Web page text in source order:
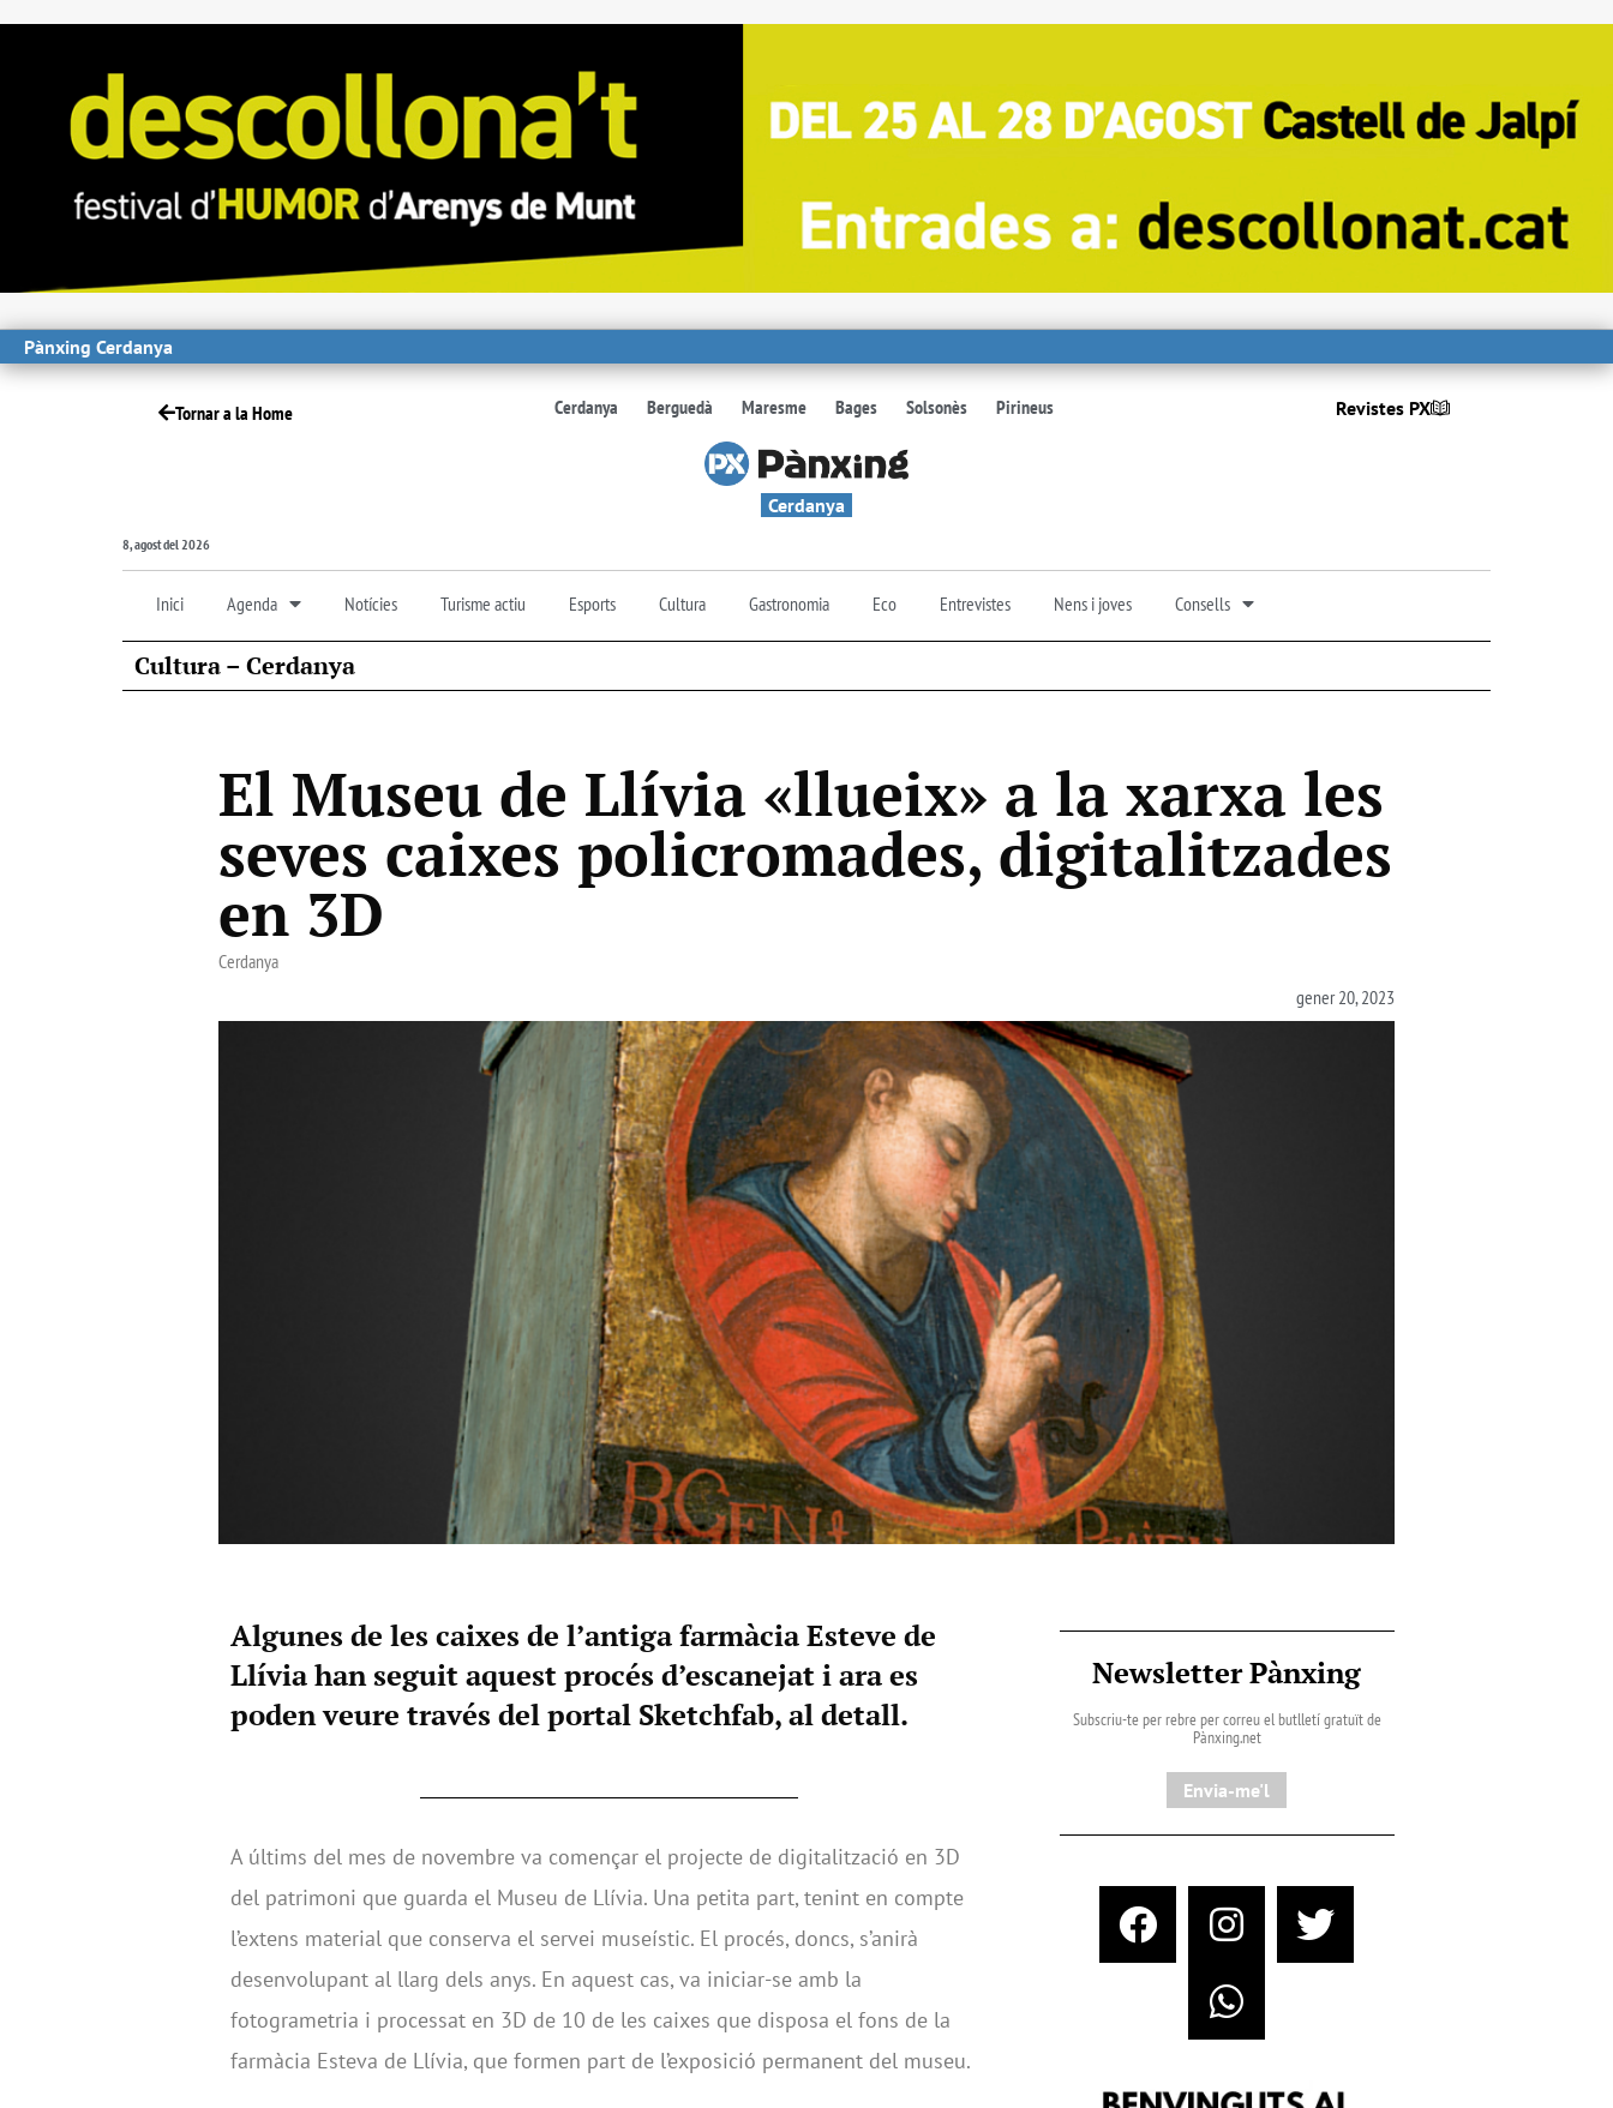
Pànxing Cerdanya
Tornar a la Home Cerdanya Berguedà Maresme Bages Solsonès Pirineus Revistes PX
Cerdanya
8, agost del 2026
Inici Agenda Notícies Turisme actiu Esports Cultura Gastronomia Eco Entrevistes Nens i joves Consells
Cultura – Cerdanya
El Museu de Llívia «llueix» a la xarxa les
seves caixes policromades, digitalitzades
en 3D
Cerdanya
gener 20, 2023
Algunes de les caixes de l’antiga farmàcia Esteve de
Llívia han seguit aquest procés d’escanejat i ara es
poden veure través del portal Sketchfab, al detall.
A últims del mes de novembre va començar el projecte de digitalització en 3D
del patrimoni que guarda el Museu de Llívia. Una petita part, tenint en compte
l’extens material que conserva el servei museístic. El procés, doncs, s’anirà
desenvolupant al llarg dels anys. En aquest cas, va iniciar-se amb la
fotogrametria i processat en 3D de 10 de les caixes que disposa el fons de la
farmàcia Esteva de Llívia, que formen part de l’exposició permanent del museu.
Newsletter Pànxing
Subscriu-te per rebre per correu el butlletí gratuït de
Pànxing.net​
Envia-me'l